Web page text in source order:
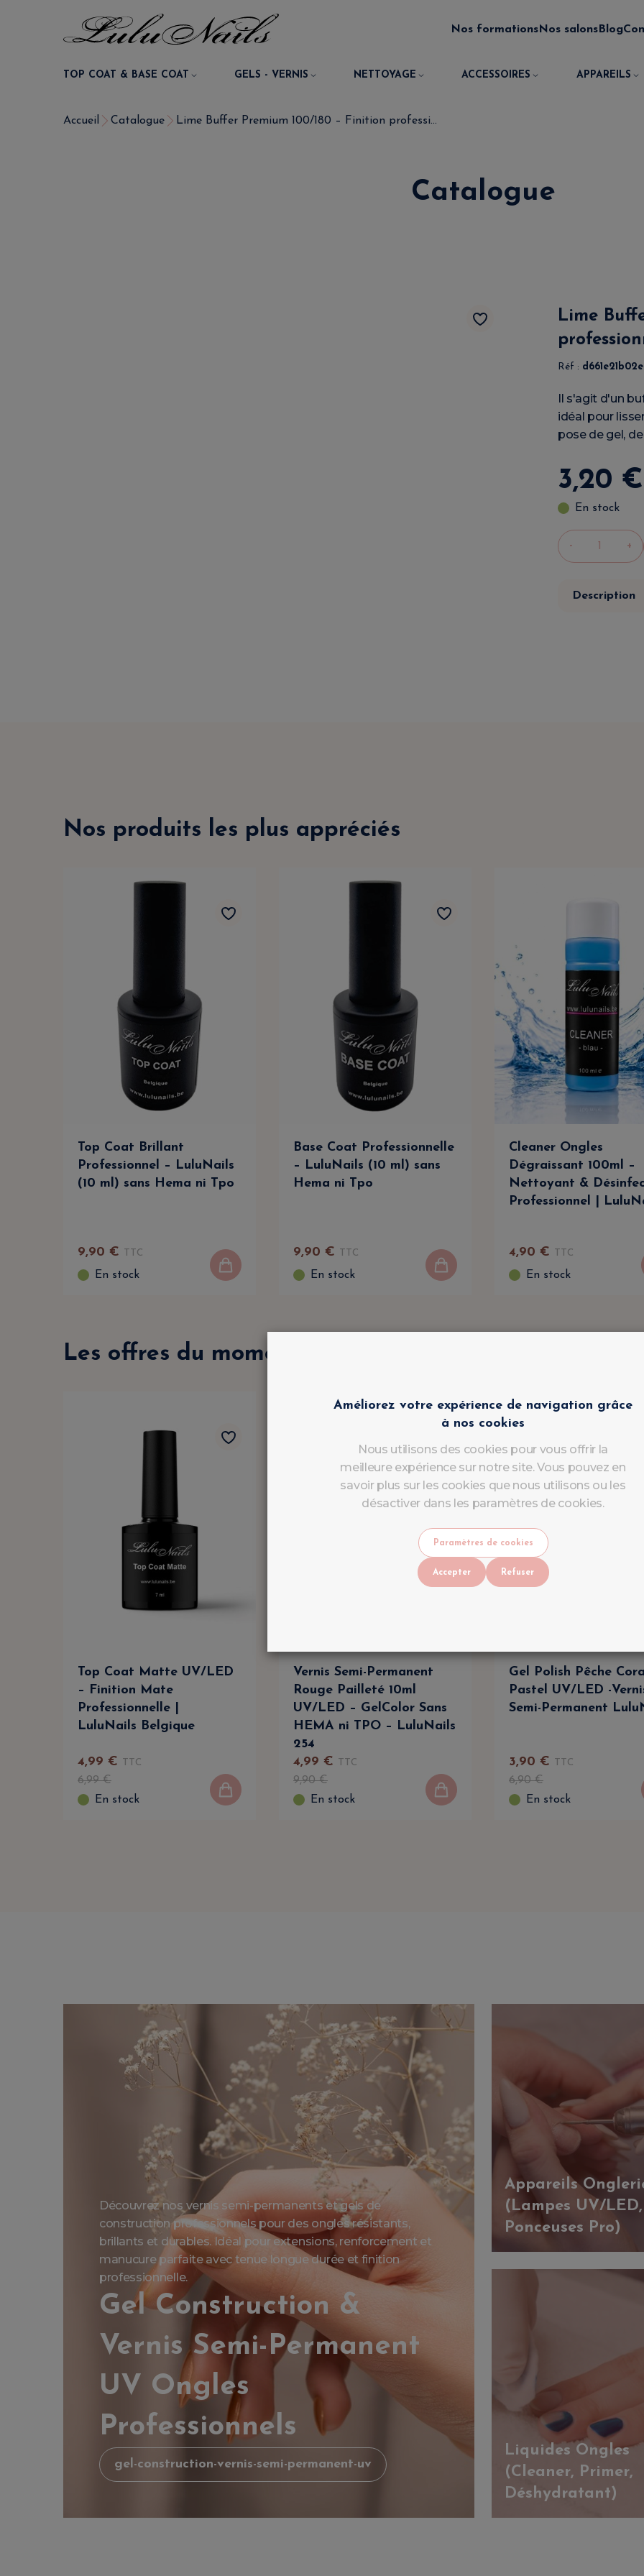
Nos formationsNos salons Blog
TOP COAT & BASE COAT GELS - VERNIS NETTOYAGE ACCESSOIRES APPAREILS
Accueil Catalogue Lime Buffer Premium 100/180 – Finition professi...
Catalogue
Lime
Réf :
Il s'agit d'un
idéal pour
pose de gel,
3,20 €
En stock
- +
Description
Nos produits les plus appréciés
Top Coat Brillant
Professionnel – LuluNails
(10 ml) sans Hema ni Tpo
9,90 € TTC
En stock
Base Coat Professionnelle
– LuluNails (10 ml) sans
Hema ni Tpo
9,90 € TTC
En stock
Cleaner Ongles
Dégraissant 100ml –
Nettoyant &
Professionnel |
4,90 € TTC
En stock
Les offres du moment
Top Coat Matte UV/LED
– Finition Mate
Professionnelle |
LuluNails Belgique
4,99 € TTC
6,99€
En stock
Vernis Semi-Permanent
Rouge Pailleté 10ml
UV/LED – GelColor Sans
HEMA ni TPO – LuluNails
254
4,99 € TTC
9,90€
En stock
Gel Polish Pêche
Pastel UV/LED -
Semi-Permanent
3,90 € TTC
6,90€
En stock
Découvrez nos vernis semi-permanents et gels de
construction professionnels pour des ongles résistants,
brillants et durables. Idéal pour extensions, renforcement et
manucure parfaite avec tenue longue durée et finition
professionnelle.
Gel Construction &
Vernis Semi-Permanent
UV Ongles
Professionnels
gel-construction-vernis-semi-permanent-uv
Appareils
(Lampes UV/LED,
Ponceuses Pro)
Liquides Ongles
(Cleaner, Primer,
Déshydratant)
Améliorez votre expérience de navigation grâce
à nos cookies
Nous utilisons des cookies pour vous offrir la
meilleure expérience sur notre site. Vous pouvez en
savoir plus sur les cookies que nous utilisons ou les
désactiver dans les paramètres de cookies.
Paramètres de cookies
Accepter Refuser